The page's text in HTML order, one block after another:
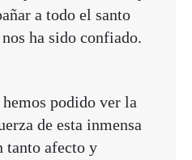
a todo el santo
ha sido confiado.
podido ver la
de esta inmensa
tanto afecto y